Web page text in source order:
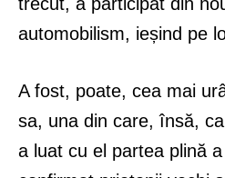
automobilism, ieșind pe
A fost, poate, cea mai
sa, una din care, însă,
a luat cu el partea plină